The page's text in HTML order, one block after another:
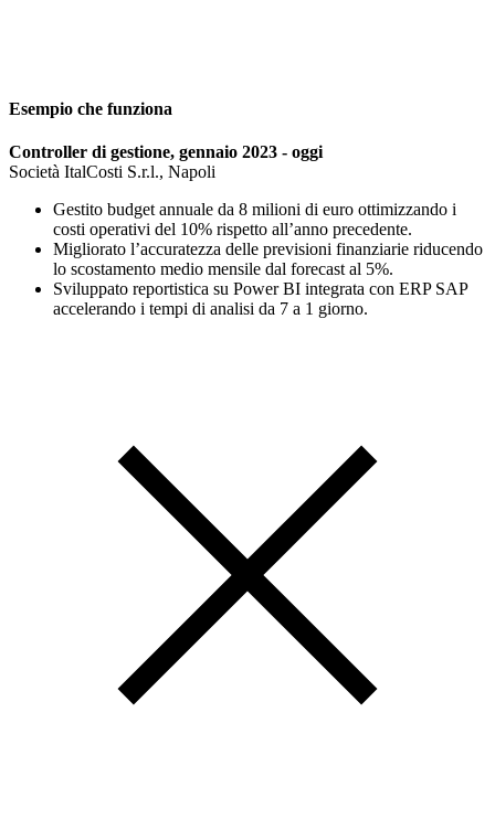
Esempio che funziona
Controller di gestione, gennaio 2023 - oggi
Società ItalCosti S.r.l., Napoli
Gestito budget annuale da 8 milioni di euro ottimizzando i
costi operativi del 10% rispetto all’anno precedente.
Migliorato l’accuratezza delle previsioni finanziarie riducendo
lo scostamento medio mensile dal forecast al 5%.
Sviluppato reportistica su Power BI integrata con ERP SAP
accelerando i tempi di analisi da 7 a 1 giorno.